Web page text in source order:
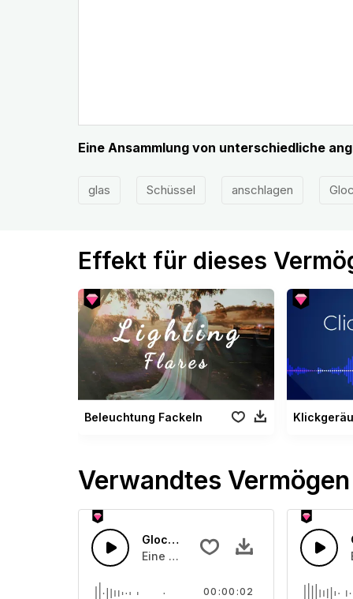
Eine Ansammlung von unterschiedliche
glas Schüssel anschlagen
Effekt für dieses
Beleuchtung Fackeln
Verwandtes Vermögen
Glocken läuten 17
Eine Ansammlung von
00:00:02